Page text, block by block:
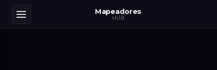
Mapeadores
HUB